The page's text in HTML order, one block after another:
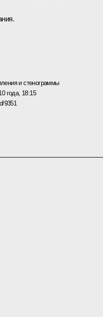
и стенограммы
года, 18:15
9351